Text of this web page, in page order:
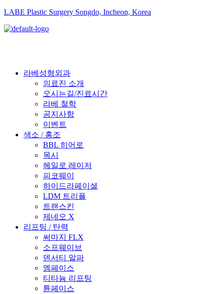
LABE Plastic Surgery Songdo, Incheon, Korea
라베성형외과
의료진 소개
오시는길/진료시간
라베 철학
공지사항
이벤트
색소 / 홍조
BBL 히어로
목시
헤일로 레이저
피코웨이
하이드라페이셜
LDM 트리플
트랜스킨
제네오 X
리프팅 / 탄력
써마지 FLX
소프웨이브
덴서티 알파
엠페이스
티타늄 리프팅
튠페이스